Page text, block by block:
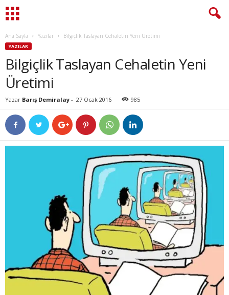
Ana Sayfa Yazılar Bilgiçlik Taslayan Cehaletin Yeni Üretimi
YAZILAR
Bilgiçlik Taslayan Cehaletin Yeni
Üretimi
Yazar Barış Demiralay - 27 Ocak 2016 985